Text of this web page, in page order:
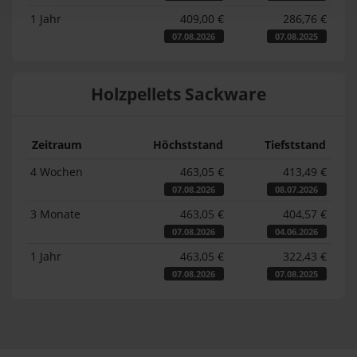
1 Jahr 409,00 €
07.08.2026
286,76 €
07.08.2025
Holzpellets Sackware
Zeitraum Höchststand
Tiefststand
4 Wochen
463,05 €
07.08.2026
413,49 €
08.07.2026
3 Monate 463,05 €
07.08.2026
404,57 €
04.06.2026
1 Jahr 463,05 €
07.08.2026
322,43 €
07.08.2025